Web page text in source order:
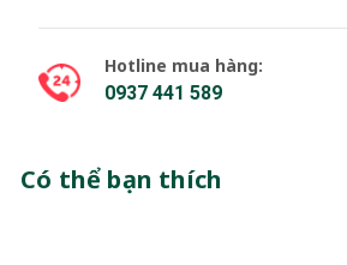
Hotline mua hàng:
0937 441 589
Có thể bạn thích